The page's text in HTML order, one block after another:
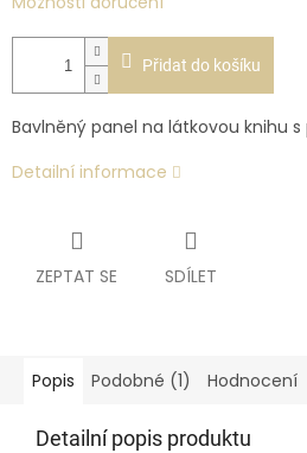
Přidat do košíku
Bavlněný panel na látkovou knihu s
Detailní informace
ZEPTAT SE SDÍLET
Popis Podobné (1) Hodnocení
Detailní popis produktu